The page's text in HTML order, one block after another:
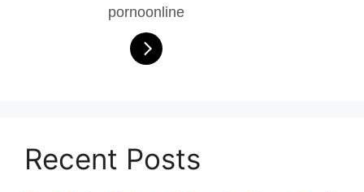
pornoonline
Recent Posts